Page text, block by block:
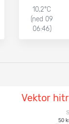
10,2°C
(ned 09
06:46)
Vektor
S
50